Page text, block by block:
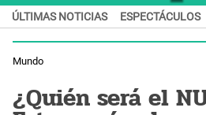
ÚLTIMAS NOTICIAS ESPECTÁCULOS
Mundo
¿Quién será el